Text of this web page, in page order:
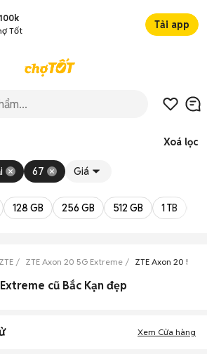
Tốt
Tải app
Xoá lọc
67 Giá
128 GB 256 GB 512 GB 1 TB
ZTE ZTE Axon 20 5G Extreme ZTE Axon 20 5G
cũ Bắc Kạn đẹp
Xem Cửa hàng